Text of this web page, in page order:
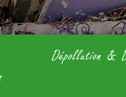
Dépollution &